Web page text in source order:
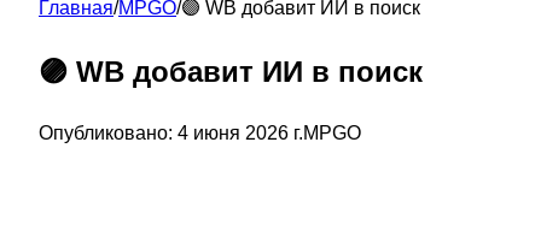
Главная/MPGO/🟣 WB добавит ИИ в поиск
🟣 WB добавит ИИ в поиск
Опубликовано: 4 июня 2026 г.MPGO